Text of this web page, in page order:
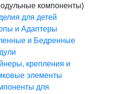
компоненты)
для детей
и Адаптеры
и Бедренные
крепления и
элементы
для